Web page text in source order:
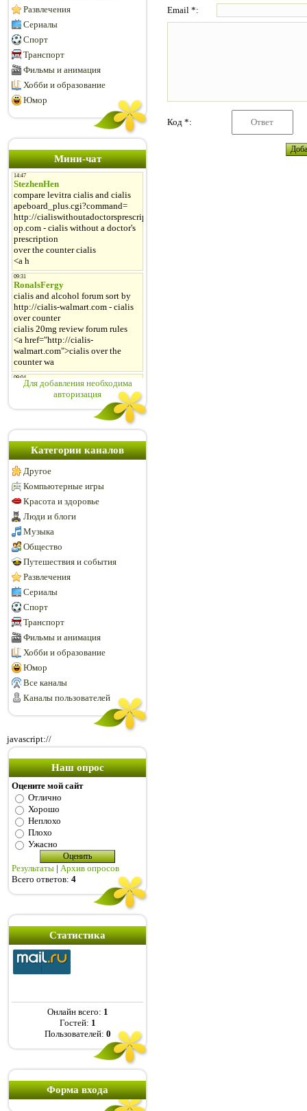
Развлечения
Сериалы
Спорт
Транспорт
Фильмы и анимация
Хобби и образование
Юмор
Мини-чат
Для добавления необходима
авторизация
Категории каналов
Другое
Компьютерные игры
Красота и здоровье
Люди и блоги
Музыка
Общество
Путешествия и события
Развлечения
Сериалы
Спорт
Транспорт
Фильмы и анимация
Хобби и образование
Юмор
Все каналы
Каналы пользователей
javascript://
Наш опрос
Оцените мой сайт
Отлично
Хорошо
Неплохо
Плохо
Ужасно
Результаты | Архив опросов
Всего ответов: 4
Статистика
Онлайн всего: 1
Гостей: 1
Пользователей: 0
Форма входа
Email *:
Код *: